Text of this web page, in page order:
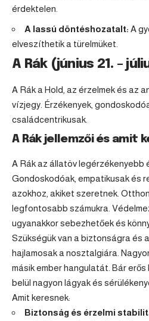
érdektelen.
A lassú döntéshozatalt: A
elveszíthetik a türelmüket.
A Rák (június 21. –
A Rák a Hold, az érzelmek és az
vízjegy. Érzékenyek,
családcentrikusak.
A Rák jellemzői és amit
A Rák az állatöv legérzékenyebb
Gondoskodóak, empatikusak és
azokhoz, akiket szeretnek.
legfontosabb számukra.
ugyanakkor sebezhetőek és
Szükségük van a biztonságra és
hajlamosak a nosztalgiára.
másik ember hangulatát. Bár erős
belül nagyon lágyak és
Amit keresnek:
Biztonság és érzelmi